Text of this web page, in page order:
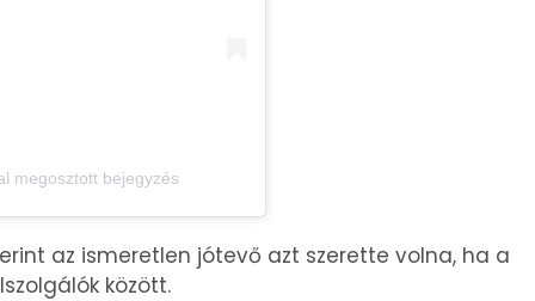
megosztott bejegyzés
az ismeretlen jótevő azt szerette volna, ha a
között.